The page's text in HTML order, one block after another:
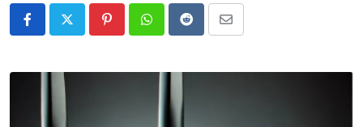
PinterestWhatsappRedditShare
Email